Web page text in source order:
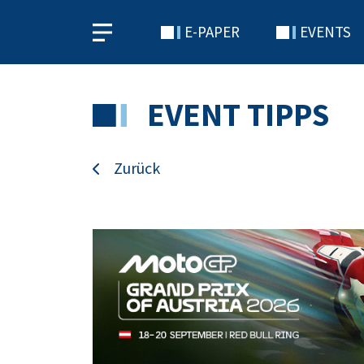
E-PAPER EVENTS
EVENT TIPPS
Zurück